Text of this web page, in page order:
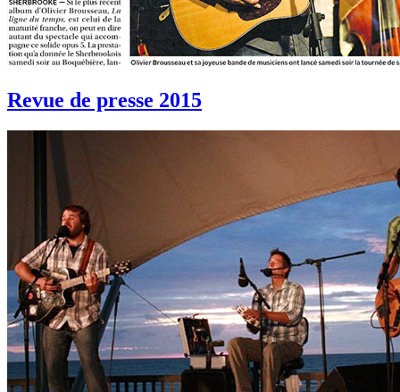
Revue de presse 2015